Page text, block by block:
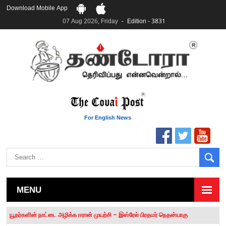
Download Mobile App
07 Aug 2026, Friday
Edition - 3831
For English News
MENU
யூதர்களின் நாட்டை அழிக்க ஈரான் முயற்சி – இஸ்ரேல் பிரதமர் நெதன்யாகு
“மக்களால் நிராகரிக்கப்பட்டவர் ஸ்டாலின்!” – செங்கோட்டையன்